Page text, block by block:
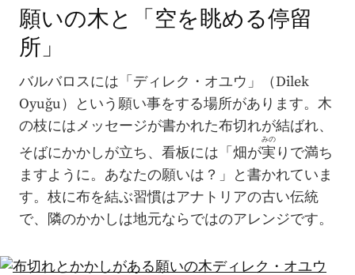
願いの木と「空を眺める停留
所」
バルバロスには「ディレク・オユウ」（Dilek
Oyuğu）という願い事をする場所があります。木
の枝にはメッセージが書かれた布切れが結ばれ、
そばにかかしが立ち、看板には「畑が実
みの
りで満ち
ますように。あなたの願いは？」と書かれていま
す。枝に布を結ぶ習慣はアナトリアの古い伝統
で、隣のかかしは地元ならではのアレンジです。